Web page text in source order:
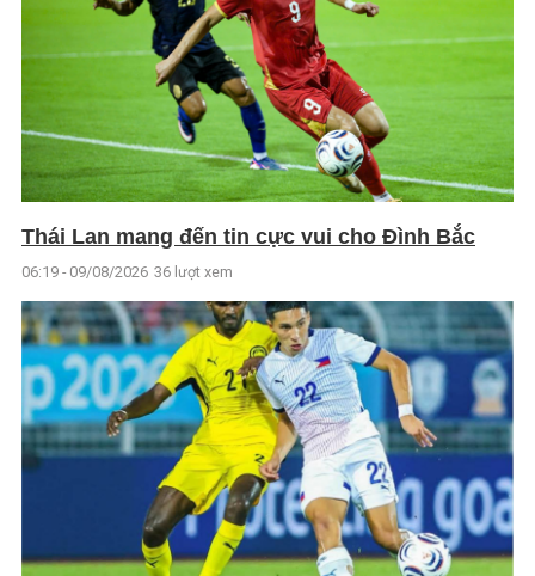
Thái Lan mang đến tin cực vui cho Đình Bắc
06:19 - 09/08/2026 36 lượt xem